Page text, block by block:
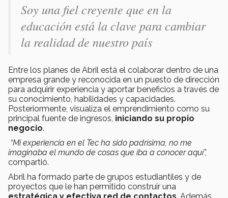
Soy una fiel creyente que en la
educación está la clave para cambiar
la realidad de nuestro país
Entre los planes de Abril está el colaborar dentro de una
empresa grande y reconocida en un puesto de dirección
para adquirir experiencia y aportar beneficios a través de
su conocimiento, habilidades y capacidades.
Posteriormente, visualiza el emprendimiento como su
principal fuente de ingresos, iniciando su propio
negocio.
“Mi experiencia en el Tec ha sido padrísima, no me
imaginaba el mundo de cosas que iba a conocer aquí”,
compartió.
Abril ha formado parte de grupos estudiantiles y de
proyectos que le han permitido construir una